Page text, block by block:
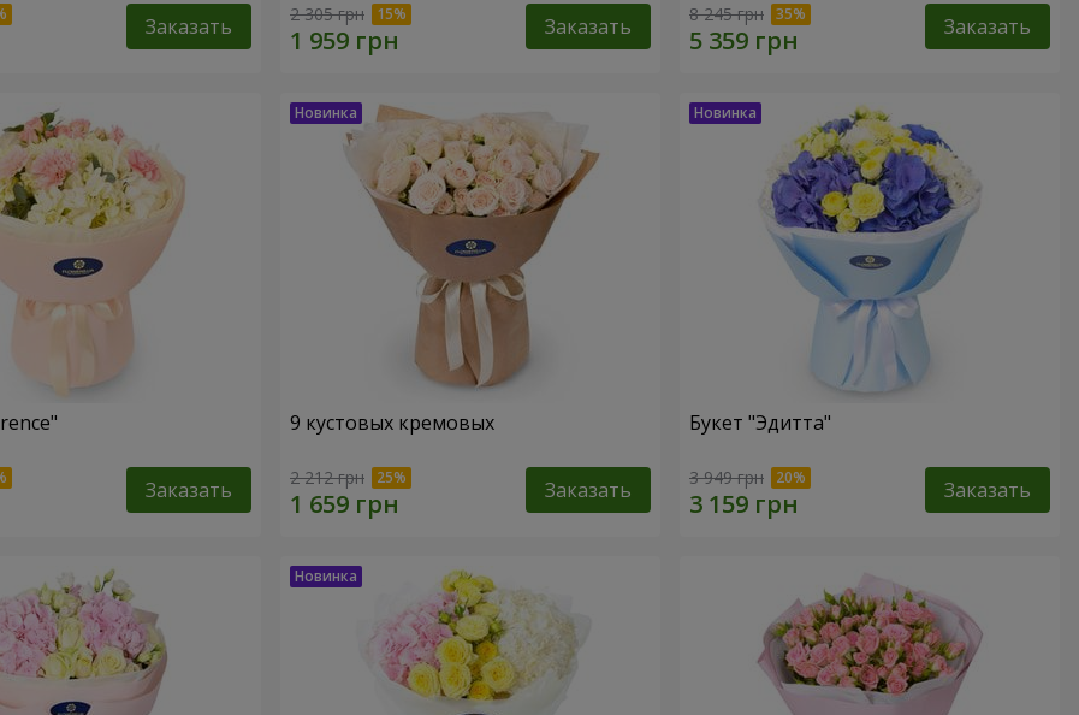
Заказать 2 305 грн Заказать 8 245 грн Заказать
Заказать
9 кустовых кремовых
2 212 грн Заказать
Букет "Эдитта"
3 949 грн Заказать